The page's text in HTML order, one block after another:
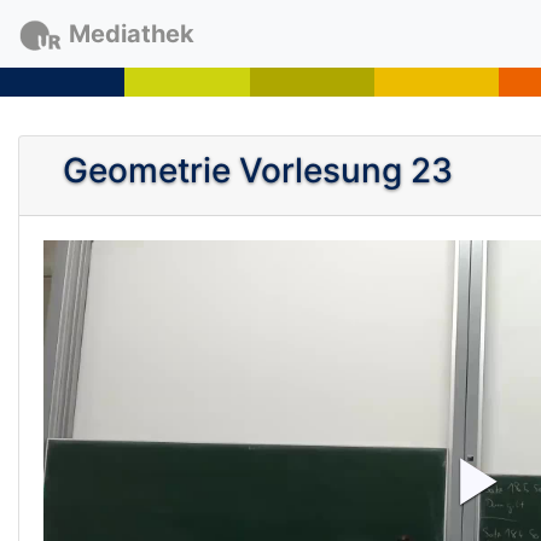
Mediathek
Geometrie Vorlesung 23
P